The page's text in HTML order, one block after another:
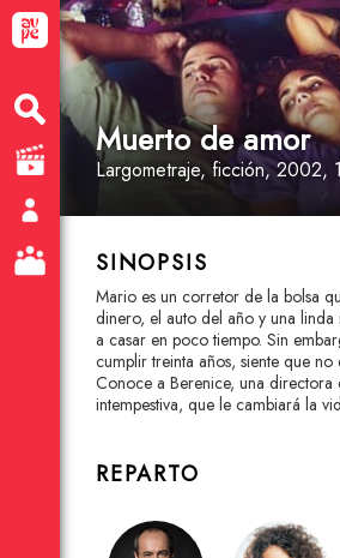
Muerto de amor
Largometraje, ficción, 2002,
SINOPSIS
Mario es un corretor de la bolsa
dinero, el auto del año y una
a casar en poco tiempo. Sin
cumplir treinta años, siente que no
Conoce a Berenice, una directora
intempestiva, que le cambiará la
REPARTO